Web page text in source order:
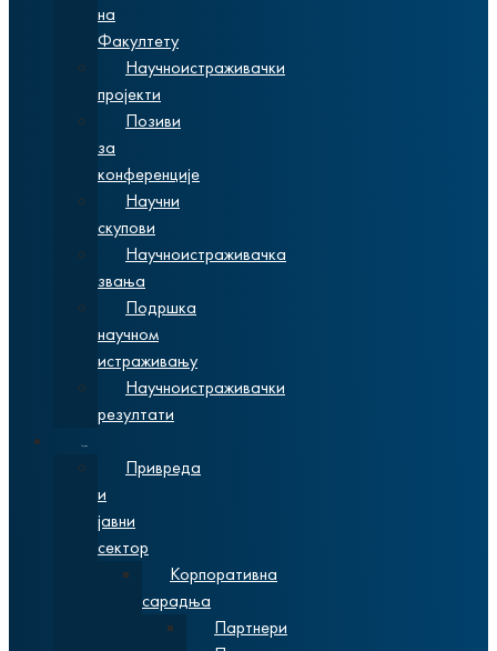
на
Факултету
Научноистраживачки
пројекти
Позиви
за
конференције
Научни
скупови
Научноистраживачка
звања
Подршка
научном
истраживању
Научноистраживачки
резултати
Привреда
и
јавни
сектор
Корпоративна
сарадња
Партнери